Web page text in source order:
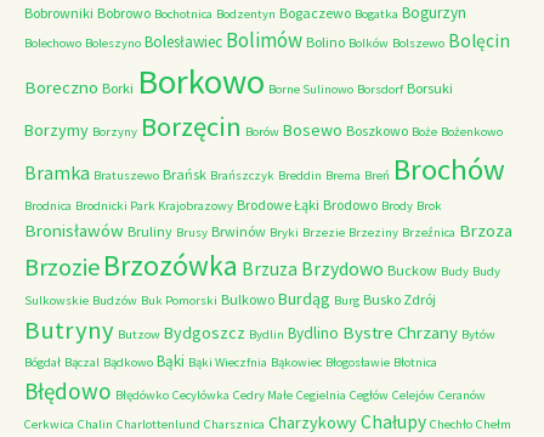
Bobrowniki Bobrowo Bochotnica Bodzentyn Bogaczewo Bogatka Bogurzyn
Bolechowo Boleszyno Bolesławiec Bolimów Bolino Bolków Bolszewo Bolęcin
Boreczno Borki Borkowo Borne Sulinowo Borsdorf Borsuki
Borzymy Borzyny Borzęcin Borów Bosewo Boszkowo Boże Bożenkowo
Bramka Bratuszewo Brańsk Brańszczyk Breddin Brema Breń Brochów
Brodnica Brodnicki Park Krajobrazowy Brodowe Łąki Brodowo Brody Brok
Bronisławów Bruliny Brusy Brwinów Bryki Brzezie Brzeziny Brzeźnica Brzoza
Brzozie Brzozówka Brzuza Brzydowo Buckow Budy Budy
Sulkowskie Budzów Buk Pomorski Bulkowo Burdąg Burg Busko Zdrój
Butryny Butzow Bydgoszcz Bydlin Bydlino Bystre Chrzany Bytów
Bógdał Bączal Bądkowo Bąki Bąki Wieczfnia Bąkowiec Błogosławie Błotnica
Błędowo Błędówko Cecylówka Cedry Małe Cegielnia Cegłów Celejów Ceranów
Cerkwica Chalin Charlottenlund Charsznica CharzykowyChałupy Chechło Chełm